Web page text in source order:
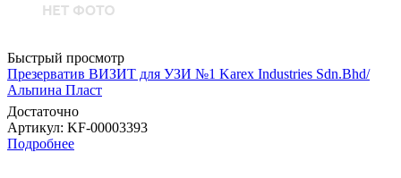
Быстрый просмотр
Презерватив ВИЗИТ для УЗИ №1 Karex Industries Sdn.Bhd/
Альпина Пласт
Достаточно
Артикул: KF-00003393
Подробнее